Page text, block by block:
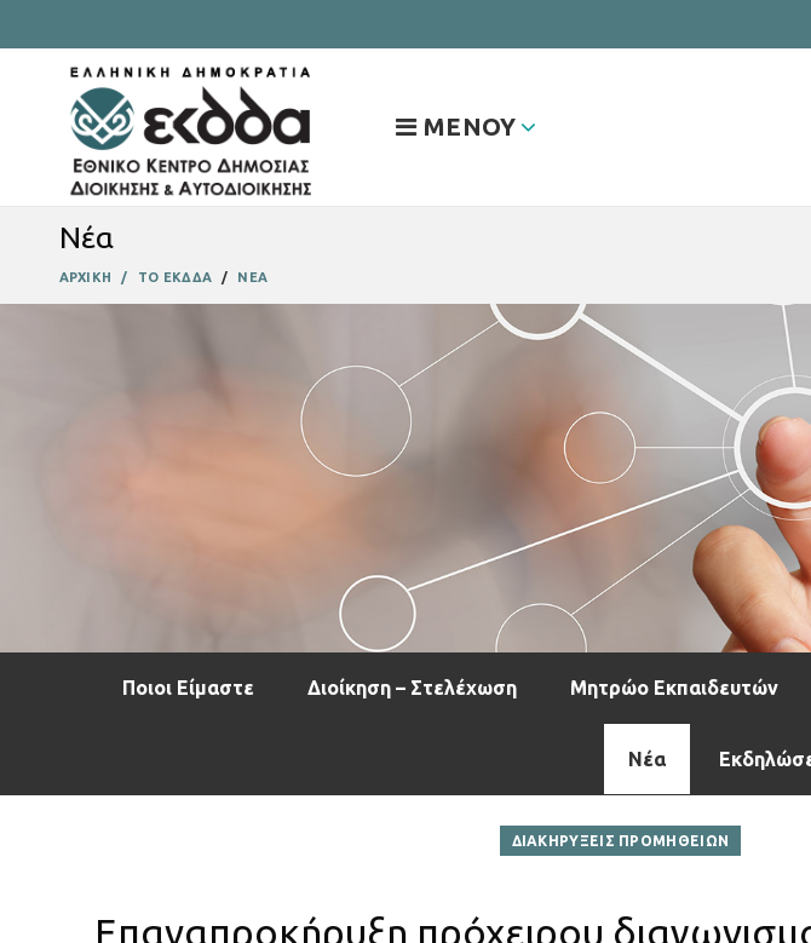
ΜΕΝΟΥ
Νέα
ΑΡΧΙΚΗ ΤΟ ΕΚΔΔΑ ΝΕΑ
Ποιοι Είμαστε Διοίκηση – Στελέχωση Μητρώο Εκπαιδευτών
Νέα
ΔΙΑΚΗΡΥΞΕΙΣ ΠΡΟΜΗΘΕΙΩΝ
Επαναπροκήρυξη πρόχειρου